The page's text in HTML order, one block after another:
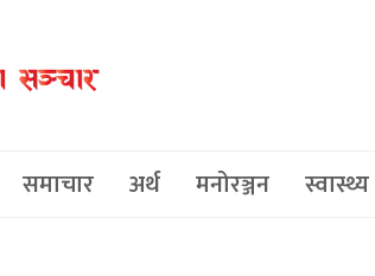
समाचार अर्थ मनोरञ्जन स्वास्थ्य